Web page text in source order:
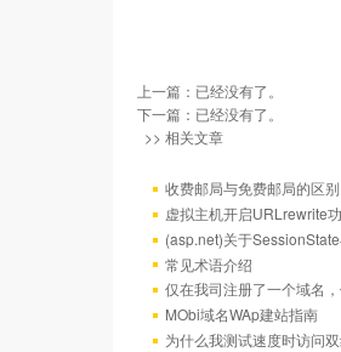
上一篇：已经没有了。
下一篇：已经没有了。
>> 相关文章
收费邮局与免费邮局的区别
虚拟主机开启URLrewrite
(asp.net)关于
常见术语介绍
仅在我司注册了一个域名
MObi域名WAp建站指南
为什么我测试速度时访问